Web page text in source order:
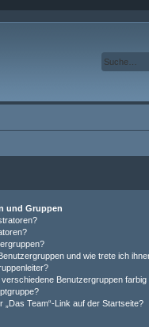
und Gruppen
und wie trete ich
Benutzergruppen farbig
„Das Team“-Link auf der Startseite?